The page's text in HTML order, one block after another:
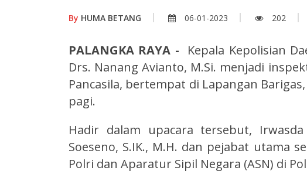
By HUMA BETANG 06-01-2023 202
PALANGKA RAYA -
Kepala Kepolisian
Drs. Nanang Avianto, M.Si. menjadi
Pancasila, bertempat di Lapangan
pagi.
Hadir dalam upacara tersebut,
Soeseno, S.IK., M.H. dan pejabat utama
Polri dan Aparatur Sipil Negara (ASN) di